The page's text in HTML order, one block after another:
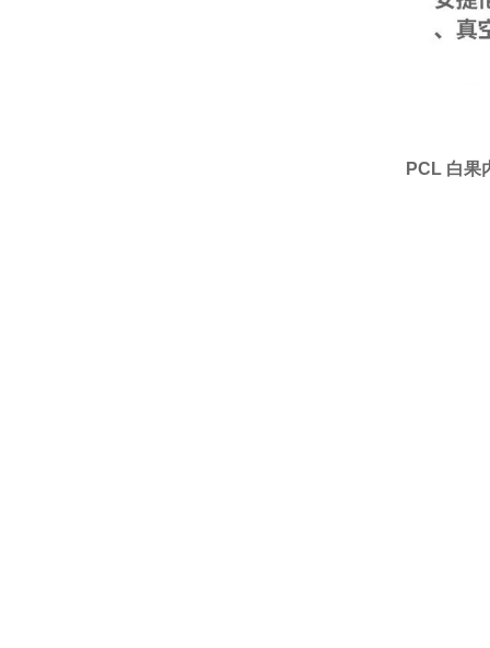
PCL 白果